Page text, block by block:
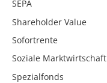
SEPA
Shareholder Value
Sofortrente
Soziale Marktwirtschaft
Spezialfonds